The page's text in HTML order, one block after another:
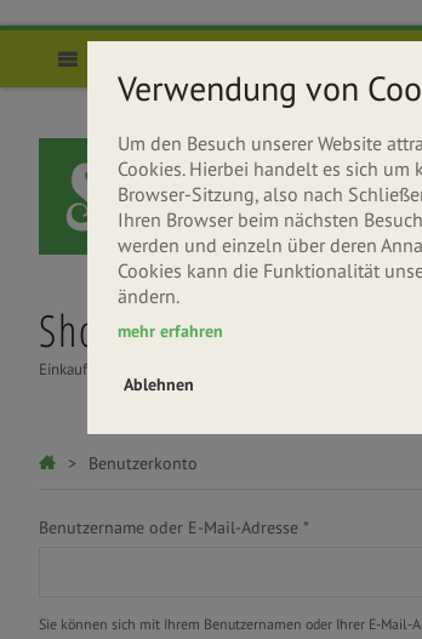
Shop
Einkaufen
Über uns
Haupt-Reiter
Sie sind hier
Benutzerkonto
Benutzername oder E-Mail-Adresse *
Sie können sich mit Ihrem Benutzernamen oder Ihrer E-Mail-
Verwendung von
Um den Besuch unserer Website
Cookies. Hierbei handelt es sich
Browser-Sitzung, also nach
Ihren Browser beim nächsten
werden und einzeln über deren
Cookies kann die Funktionalität
ändern.
mehr erfahren
Ablehnen